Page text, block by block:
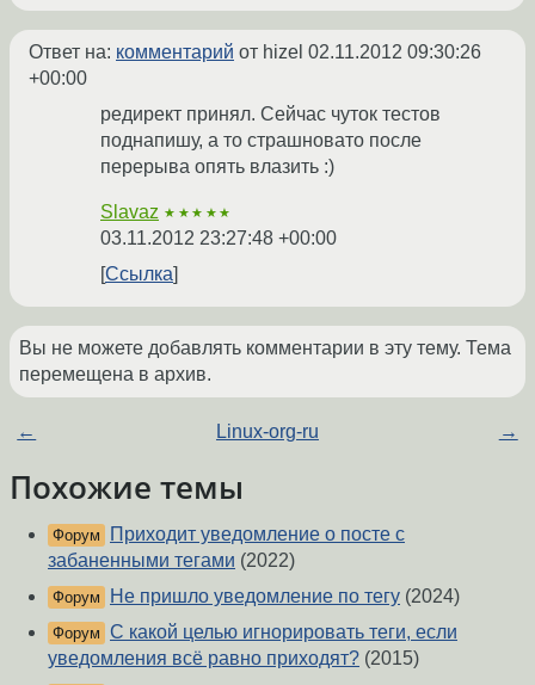
Ответ на: комментарий от hizel 02.11.2012 09:30:26
+00:00
редирект принял. Сейчас чуток тестов
поднапишу, а то страшновато после
перерыва опять влазить :)
Slavaz ★★★★★
03.11.2012 23:27:48 +00:00
Ссылка
Вы не можете добавлять комментарии в эту тему. Тема
перемещена в архив.
← Linux-org-ru →
Похожие темы
Форум
Приходит уведомление о посте с
забаненными тегами (2022)
Форум Не пришло уведомление по тегу (2024)
Форум С какой целью игнорировать теги, если
уведомления всё равно приходят? (2015)